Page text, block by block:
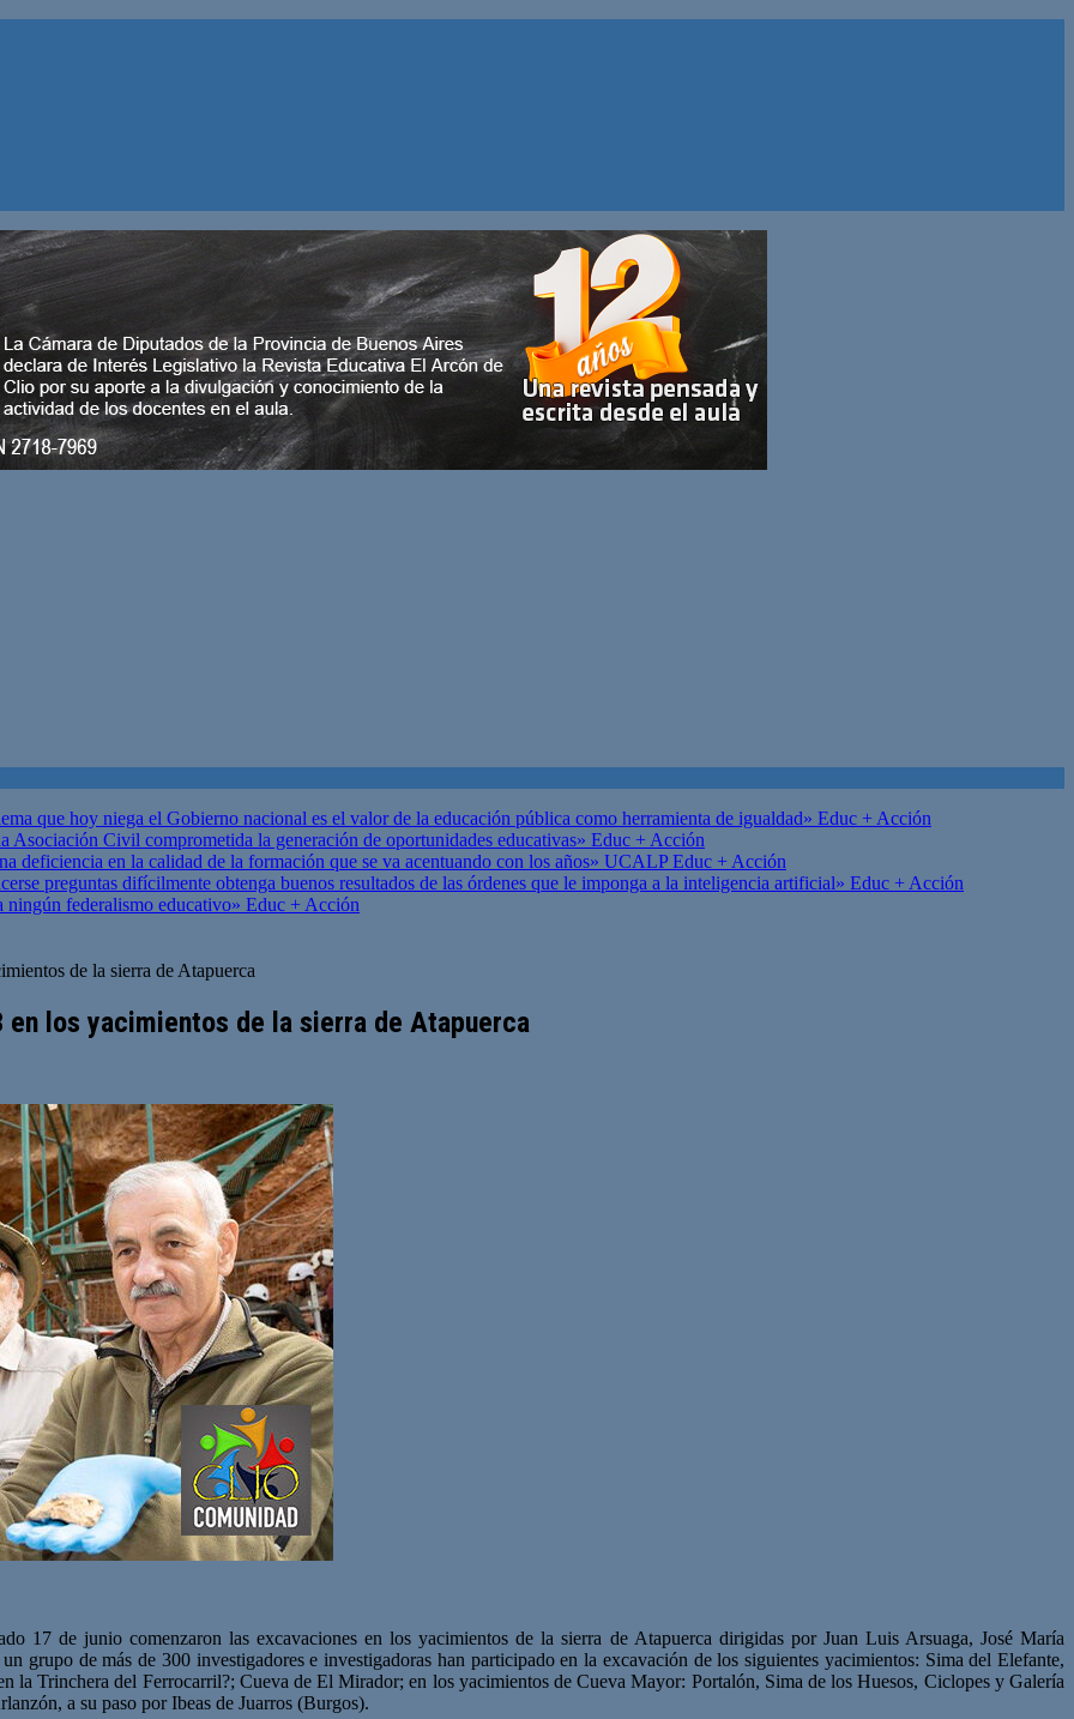
que hoy niega el Gobierno nacional es el valor de la educación pública como herramienta de igualdad» Educ + Acción
Asociación Civil comprometida la generación de oportunidades educativas» Educ + Acción
deficiencia en la calidad de la formación que se va acentuando con los años» UCALPEduc + Acción
preguntas difícilmente obtenga buenos resultados de las órdenes que le imponga a la inteligencia artificial» Educ + Acción
federalismo educativo» Educ + Acción
de la sierra de Atapuerca
en los yacimientos de la sierra de Atapuerca
17 de junio comenzaron las excavaciones en los yacimientos de la sierra de Atapuerca dirigidas por Juan Luis Arsuaga, José María
grupo de más de 300 investigadores e investigadoras han participado en la excavación de los siguientes yacimientos: Sima del Elefante,
la Trinchera del Ferrocarril?; Cueva de El Mirador; en los yacimientos de Cueva Mayor: Portalón, Sima de los Huesos, Ciclopes y Galería
a su paso por Ibeas de Juarros (Burgos).